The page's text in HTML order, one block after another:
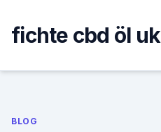
content
fichte cbd öl uk
BLOG